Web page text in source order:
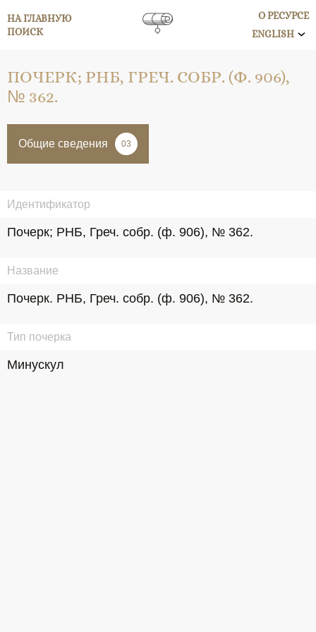
НА ГЛАВНУЮ
ПОИСК
О РЕСУРСЕ
ENGLISH
ПОЧЕРК; РНБ, ГРЕЧ. СОБР. (Ф. 906),
№ 362.
Общие сведения 03
Идентификатор
Почерк; РНБ, Греч. собр. (ф. 906), № 362.
Название
Почерк. РНБ, Греч. собр. (ф. 906), № 362.
Тип почерка
Минускул